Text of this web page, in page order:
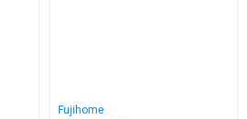
Fujihome